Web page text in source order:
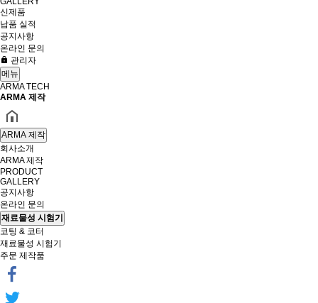
신제품
납품 실적
공지사항
온라인 문의
관리자
메뉴
ARMA TECH
ARMA 제작
ARMA 제작
회사소개
ARMA 제작
PRODUCT
GALLERY
공지사항
온라인 문의
재료물성 시험기
코팅 & 코터
재료물성 시험기
주문 제작품